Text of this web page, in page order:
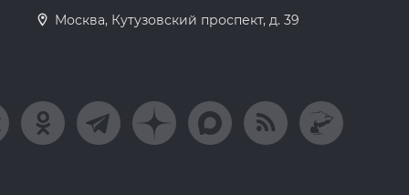
Москва, Кутузовский проспект, д. 39